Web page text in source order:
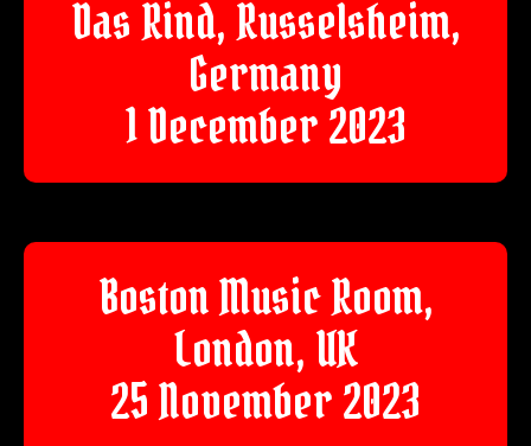
Das Rind, Russelsheim,
Germany
1 December 2023
Boston Music Room,
London, UK
25 November 2023